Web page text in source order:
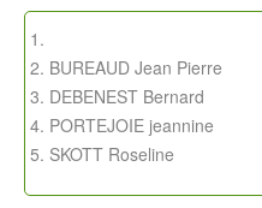
BUREAUD Jean Pierre
DEBENEST Bernard
PORTEJOIE jeannine
SKOTT Roseline